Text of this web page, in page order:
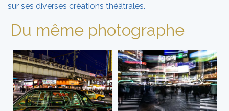
sur ses diverses créations théâtrales.
Du même photographe